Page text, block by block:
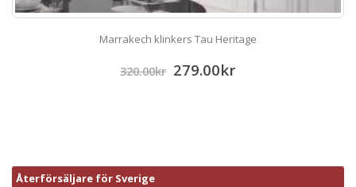
Marrakech klinkers Tau Heritage
320.00kr 279.00kr
Återförsäljare för Sverige